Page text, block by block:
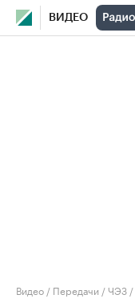
ВИДЕО
Видео / Передачи /ЧЭЗ /